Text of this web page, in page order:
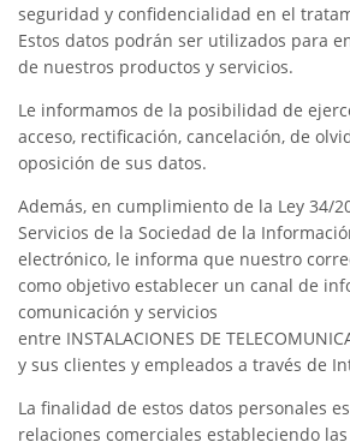
seguridad y confidencialidad en el
Estos datos podrán ser utilizados para
de nuestros productos y servicios.
Le informamos de la posibilidad de
acceso, rectificación, cancelación, de
oposición de sus datos.
Además, en cumplimiento de la Ley 34/
Servicios de la Sociedad de la
electrónico, le informa que nuestro
como objetivo establecer un canal de
comunicación y servicios
entre INSTALACIONES DE
y sus clientes y empleados a través de
La finalidad de estos datos personales
relaciones comerciales estableciendo